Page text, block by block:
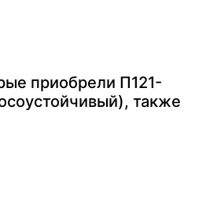
приобрели П121-
также